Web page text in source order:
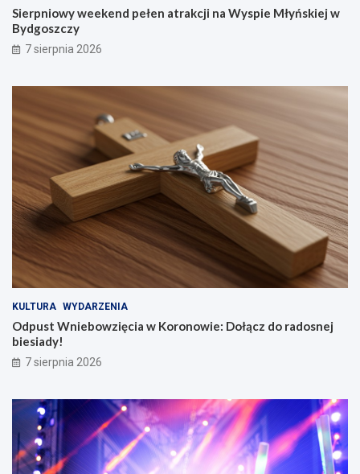
Sierpniowy weekend pełen atrakcji na Wyspie Młyńskiej w
Bydgoszczy
7 sierpnia 2026
KULTURA WYDARZENIA
Odpust Wniebowzięcia w Koronowie: Dołącz do radosnej
biesiady!
7 sierpnia 2026